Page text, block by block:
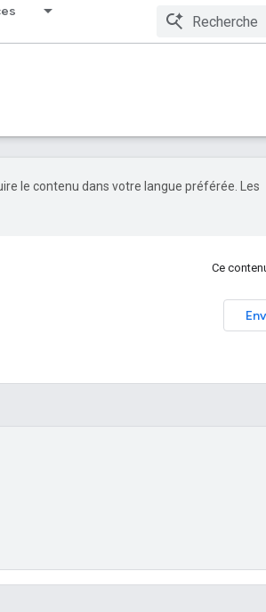
le contenu dans votre langue préférée. Les
Ce